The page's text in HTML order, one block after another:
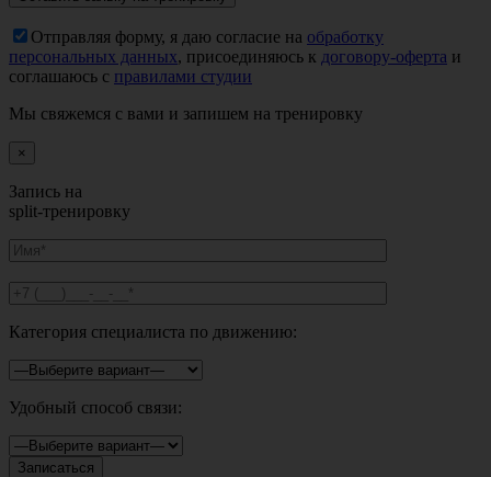
Отправляя форму, я даю согласие на обработку
персональных данных, присоединяюсь к договору-оферта и
соглашаюсь с правилами студии
Мы свяжемся с вами и запишем на тренировку
×
Запись на
split-тренировку
Категория специалиста по движению:
Удобный способ связи: